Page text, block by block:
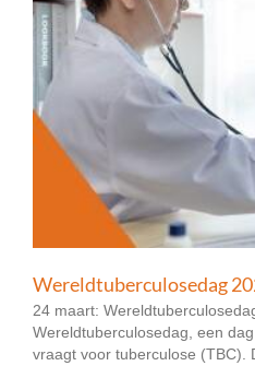
Wereldtuberculosedag
24 maart:
Wereldtuberculosedag, een
vraagt voor tuberculose (TBC).